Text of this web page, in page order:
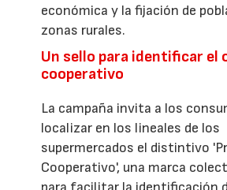
económica y la fijación de
zonas rurales.
Un sello para identificar el
cooperativo
La campaña invita a los
localizar en los lineales de los
supermercados el distintivo
Cooperativo', una marca